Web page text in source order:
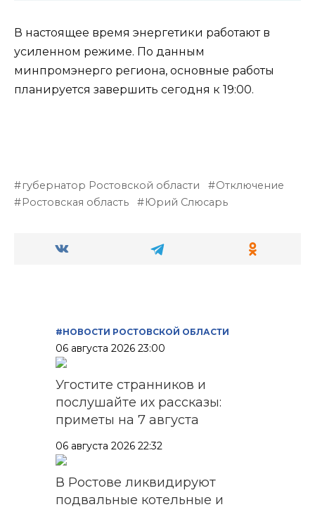
В настоящее время энергетики работают в
усиленном режиме. По данным
минпромэнерго региона, основные работы
планируется завершить сегодня к 19:00.
губернатор Ростовской области
Отключение
Ростовская область
Юрий Слюсарь
#НОВОСТИ РОСТОВСКОЙ ОБЛАСТИ
06 августа 2026 23:00
Угостите странников и
послушайте их рассказы:
приметы на 7 августа
06 августа 2026 22:32
В Ростове ликвидируют
подвальные котельные и